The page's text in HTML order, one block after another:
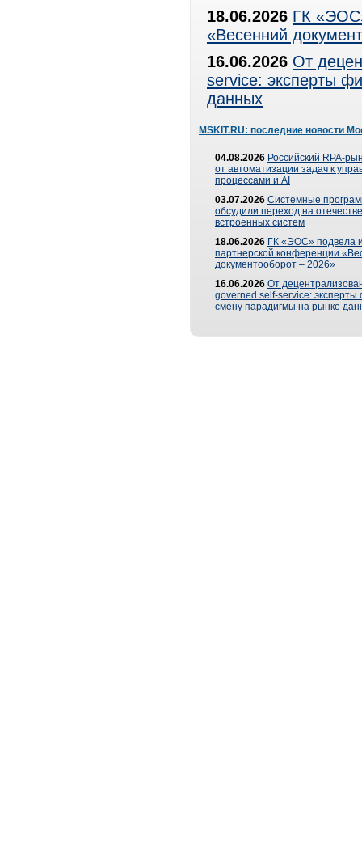
18.06.2026 ГК
«Весенний
16.06.2026 От
service: эксперты
данных
MSKIT.RU: последние новости
04.08.2026 Российский RPA-
от автоматизации задач к
процессами и AI
03.07.2026 Системные
обсудили переход на
встроенных систем
18.06.2026 ГК «ЭОС» подвела
партнерской конференции
документооборот – 2026»
16.06.2026 От
governed self-service: эксперты
смену парадигмы на рынке